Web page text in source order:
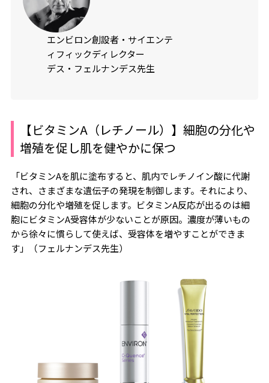
エンビロン創設者・サイエンテ
ィフィックディレクター
デス・フェルナンデス先生
【ビタミンA（レチノール）】細胞の分化や
増殖を促し肌を健やかに保つ
「ビタミンAを肌に塗布すると、肌内でレチノイン酸に代謝
され、さまざまな遺伝子の発現を制御します。それにより、
細胞の分化や増殖を促します。ビタミンA反応が出るのは細
胞にビタミンA受容体が少ないことが原因。濃度が薄いもの
から徐々に慣らして使えば、受容体を増やすことができま
す」（フェルナンデス先生）